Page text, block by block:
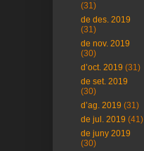
(31)
de des. 2019
(31)
de nov. 2019
(30)
d’oct. 2019 (31)
de set. 2019
(30)
d’ag. 2019 (31)
de jul. 2019 (41)
de juny 2019
(30)